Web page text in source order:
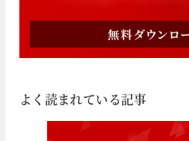
よく読まれている記事